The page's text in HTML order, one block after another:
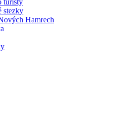
turisty
stezky
Hamrech